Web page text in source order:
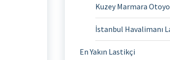
Kuzey Marmara
İstanbul Havalimanı
En Yakın Lastikçi